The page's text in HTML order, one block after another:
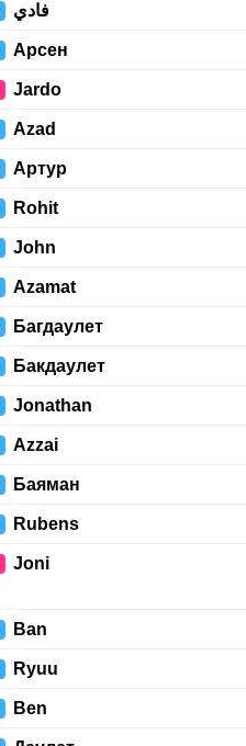
فادي
Арсен
Jardo
Azad
Артур
Rohit
John
Azamat
Багдаулет
Бакдаулет
Jonathan
Azzai
Баяман
Rubens
Joni
Ban
Ryuu
Ben